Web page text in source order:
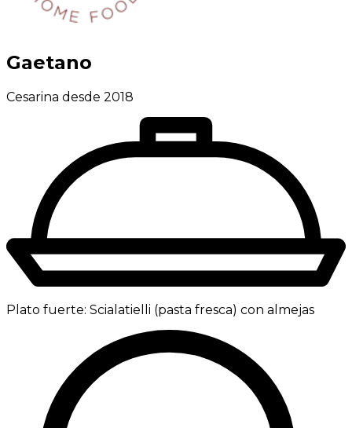
Gaetano
Cesarina desde 2018
Plato fuerte: Scialatielli (pasta fresca) con almejas